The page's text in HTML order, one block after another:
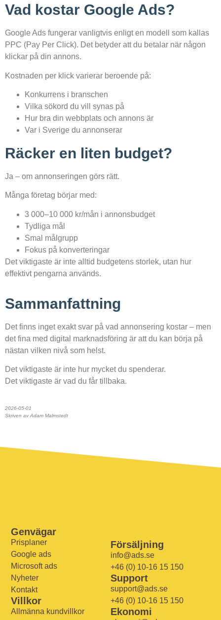
Vad kostar Google Ads?
Google Ads fungerar vanligtvis enligt en modell som kallas
PPC (Pay Per Click). Det betyder att du betalar när någon
klickar på din annons.
Kostnaden per klick varierar beroende på:
Konkurrens i branschen
Vilka sökord du vill synas på
Hur bra din webbplats och annons är
Var i Sverige du annonserar
Räcker en liten budget?
Ja – om annonseringen görs rätt.
Många företag börjar med:
3 000–10 000 kr/mån i annonsbudget
Tydliga mål
Smal målgrupp
Fokus på konverteringar
Det viktigaste är inte alltid budgetens storlek, utan hur
effektivt pengarna används.
Sammanfattning
Det finns inget exakt svar på vad annonsering kostar – men
det fina med digital marknadsföring är att du kan börja på
nästan vilken nivå som helst.
Det viktigaste är inte hur mycket du spenderar.
Det viktigaste är vad du får tillbaka.
2026-05-01
Skriven av Adam Malmstedt
Försäljning
info@ads.se
+46 (0) 10-16 15 150
Support
support@ads.se
+46 (0) 10-16 15 150
Ekonomi
Genvägar
Prisplaner
Google ads
Microsoft ads
Nyheter
Kontakt
Villkor
Allmänna kundvillkor